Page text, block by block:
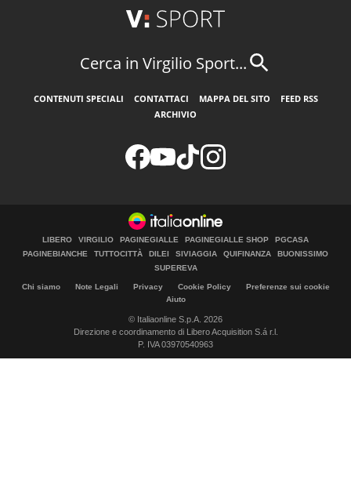
Cerca in Virgilio Sport...
CONTENUTI SPECIALI CONTATTACI MAPPA DEL SITO
FEED RSS
ARCHIVIO
LIBERO VIRGILIO PAGINEGIALLE PAGINEGIALLE SHOP
PGCASA
PAGINEBIANCHE
TUTTOCITTÀ DILEI SIVIAGGIA QUIFINANZA
BUONISSIMO
SUPEREVA
Chi siamo Note Legali Privacy Cookie Policy
Preferenze sui cookie
Aiuto
© Italiaonline S.p.A. 2026
Direzione e coordinamento di Libero Acquisition S.á r.l.
P. IVA 03970540963